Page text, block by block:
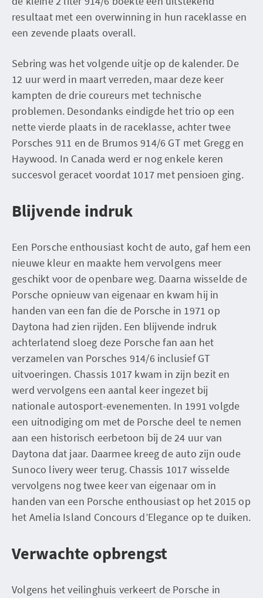
resultaat met een overwinning in hun raceklasse en
een zevende plaats overall.
Sebring was het volgende uitje op de kalender. De
12 uur werd in maart verreden, maar deze keer
kampten de drie coureurs met technische
problemen. Desondanks eindigde het trio op een
nette vierde plaats in de raceklasse, achter twee
Porsches 911 en de Brumos 914/6 GT met Gregg en
Haywood. In Canada werd er nog enkele keren
succesvol geracet voordat 1017 met pensioen ging.
Blijvende indruk
Een Porsche enthousiast kocht de auto, gaf hem een
nieuwe kleur en maakte hem vervolgens meer
geschikt voor de openbare weg. Daarna wisselde de
Porsche opnieuw van eigenaar en kwam hij in
handen van een fan die de Porsche in 1971 op
Daytona had zien rijden. Een blijvende indruk
achterlatend sloeg deze Porsche fan aan het
verzamelen van Porsches 914/6 inclusief GT
uitvoeringen. Chassis 1017 kwam in zijn bezit en
werd vervolgens een aantal keer ingezet bij
nationale autosport-evenementen. In 1991 volgde
een uitnodiging om met de Porsche deel te nemen
aan een historisch eerbetoon bij de 24 uur van
Daytona dat jaar. Daarmee kreeg de auto zijn oude
Sunoco livery weer terug. Chassis 1017 wisselde
vervolgens nog twee keer van eigenaar om in
handen van een Porsche enthousiast op het 2015 op
het Amelia Island Concours d’Elegance op te duiken.
Verwachte opbrengst
Volgens het veilinghuis verkeert de Porsche in